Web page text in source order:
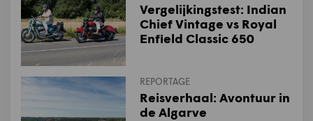
Vergelijkingstest: Indian
Chief Vintage vs Royal
Enfield Classic 650
REPORTAGE
Reisverhaal: Avontuur in
de Algarve